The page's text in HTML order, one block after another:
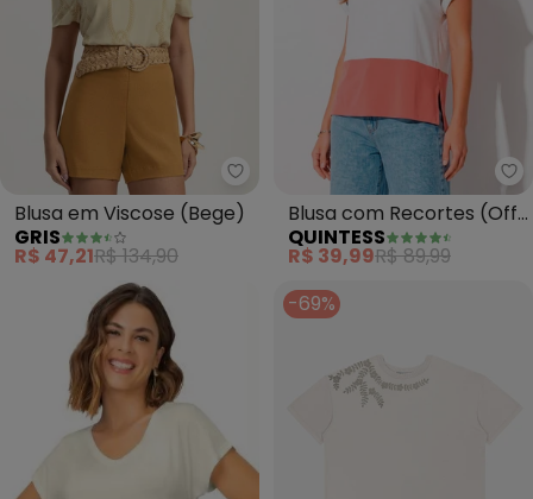
Gris - Blusa em Viscose (Bege)
Blusa em Viscose (Bege)
GRIS
R$ 47,21R$ 134,90
Blusa com Recortes (Off
White, Marinho e Rosa)
QUINTESS
R$ 39,99R$ 89,99
-69%